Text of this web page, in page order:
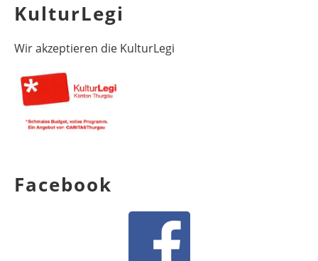
KulturLegi
Wir akzeptieren die KulturLegi
Facebook